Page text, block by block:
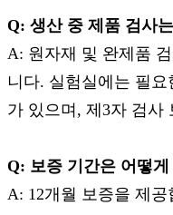
Q: 생산 중 제품 검사
A: 원자재 및 완제품
니다. 실험실에는 필요
가 있으며, 제3자 검사
Q: 보증 기간은 어떻게
A: 12개월 보증을 제공